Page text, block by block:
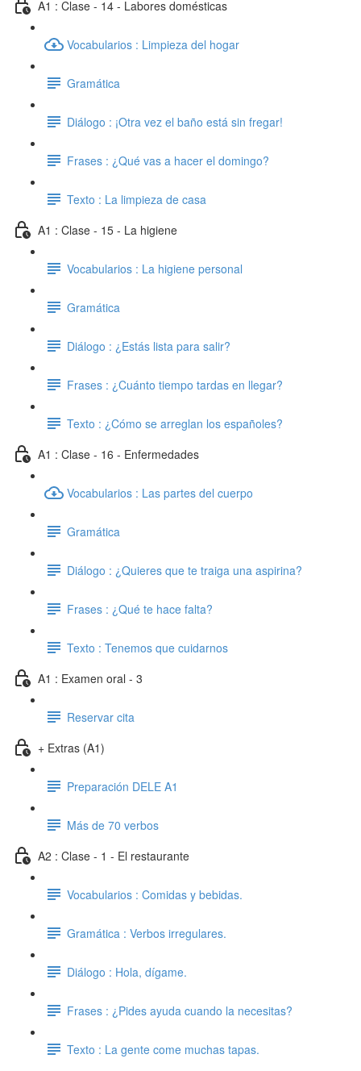
A1 : Clase - 14 - Labores domésticas
Vocabularios : Limpieza del hogar
Gramática
Diálogo : ¡Otra vez el baño está sin fregar!
Frases : ¿Qué vas a hacer el domingo?
Texto : La limpieza de casa
A1 : Clase - 15 - La higiene
Vocabularios : La higiene personal
Gramática
Diálogo : ¿Estás lista para salir?
Frases : ¿Cuánto tiempo tardas en llegar?
Texto : ¿Cómo se arreglan los españoles?
A1 : Clase - 16 - Enfermedades
Vocabularios : Las partes del cuerpo
Gramática
Diálogo : ¿Quieres que te traiga una aspirina?
Frases : ¿Qué te hace falta?
Texto : Tenemos que cuidarnos
A1 : Examen oral - 3
Reservar cita
+ Extras (A1)
Preparación DELE A1
Más de 70 verbos
A2 : Clase - 1 - El restaurante
Vocabularios : Comidas y bebidas.
Gramática : Verbos irregulares.
Diálogo : Hola, dígame.
Frases : ¿Pides ayuda cuando la necesitas?
Texto : La gente come muchas tapas.